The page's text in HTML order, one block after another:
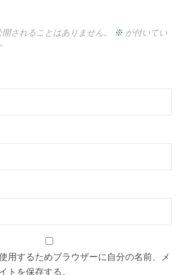
されることはありません。 ※が付いてい
用するためブラウザーに自分の名前、メ
トを保存する。